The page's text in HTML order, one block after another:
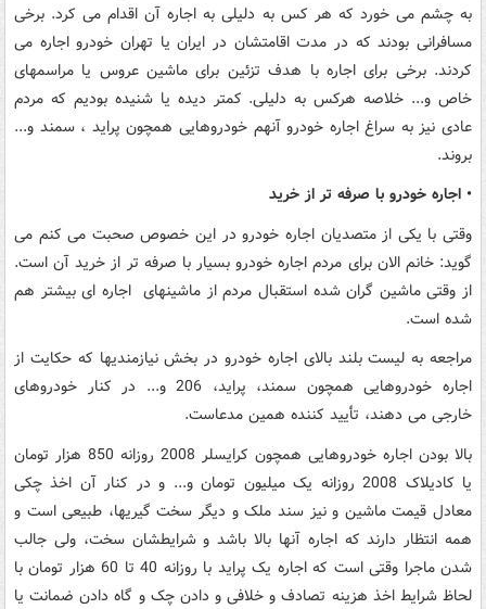
به چشم می خورد که هر کس به دلیلی به اجاره آن اقدام می کرد. برخی
مسافرانی بودند که در مدت اقامتشان در ایران یا تهران خودرو اجاره می
کردند. برخی برای اجاره با هدف تزئین برای ماشین عروس یا مراسمهای
خاص و... خلاصه هرکس به دلیلی. کمتر دیده یا شنیده بودیم که مردم
عادی نیز به سراغ اجاره خودرو آنهم خودروهایی همچون پراید ، سمند و...
بروند.
• اجاره خودرو با صرفه تر از خرید
وقتی با یکی از متصدیان اجاره خودرو در این خصوص صحبت می کنم می
گوید: خانم الان برای مردم اجاره خودرو بسیار با صرفه تر از خرید آن است.
از وقتی ماشین گران شده استقبال مردم از ماشینهای اجاره ای بیشتر هم
شده است.
مراجعه به لیست بلند بالای اجاره خودرو در بخش نیازمندیها که حکایت از
اجاره خودروهایی همچون سمند، پراید، 206 و... در کنار خودروهای
خارجی می دهند، تأیید کننده همین مدعاست.
بالا بودن اجاره خودروهایی همچون کرایسلر 2008 روزانه 850 هزار تومان
یا کادیلاک 2008 روزانه یک میلیون تومان و... و در کنار آن اخذ چکی
معادل قیمت ماشین و نیز سند ملک و دیگر سخت گیریها، طبیعی است و
همه انتظار دارند که اجاره آنها بالا باشد و شرایطشان سخت، ولی جالب
شدن ماجرا وقتی است که اجاره یک پراید با روزانه 40 تا 60 هزار تومان با
لحاظ شرایط اخذ هزینه تصادف و خلافی و دادن چک و گاه دادن ضمانت یا